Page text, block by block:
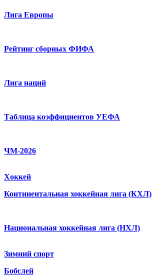
Лига Европы
Рейтинг сборных ФИФА
Лига наций
Таблица коэффициентов УЕФА
ЧМ-2026
Хоккей
Континентальная хоккейная лига (КХЛ)
Национальная хоккейная лига (НХЛ)
Зимний спорт
Бобслей